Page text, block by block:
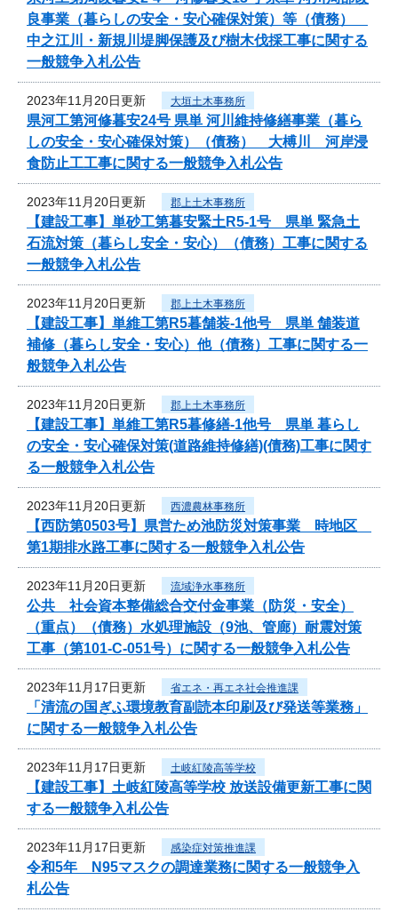
良事業（暮らしの安全・安心確保対策）等（債務）
中之江川・新規川堤脚保護及び樹木伐採工事に関する
一般競争入札公告
2023年11月20日更新 大垣土木事務所
県河工第河修暮安24号 県単 河川維持修繕事業（暮ら
しの安全・安心確保対策）（債務） 大榑川 河岸浸
食防止工工事に関する一般競争入札公告
2023年11月20日更新 郡上土木事務所
【建設工事】単砂工第暮安緊土R5-1号 県単 緊急土
石流対策（暮らし安全・安心）（債務）工事に関する
一般競争入札公告
2023年11月20日更新 郡上土木事務所
【建設工事】単維工第R5暮舗装-1他号 県単 舗装道
補修（暮らし安全・安心）他（債務）工事に関する一
般競争入札公告
2023年11月20日更新 郡上土木事務所
【建設工事】単維工第R5暮修繕-1他号 県単 暮らし
の安全・安心確保対策(道路維持修繕)(債務)工事に関す
る一般競争入札公告
2023年11月20日更新 西濃農林事務所
【西防第0503号】県営ため池防災対策事業 時地区
第1期排水路工事に関する一般競争入札公告
2023年11月20日更新 流域浄水事務所
公共 社会資本整備総合交付金事業（防災・安全）
（重点）（債務）水処理施設（9池、管廊）耐震対策
工事（第101-C-051号）に関する一般競争入札公告
2023年11月17日更新 省エネ・再エネ社会推進課
「清流の国ぎふ環境教育副読本印刷及び発送等業務」
に関する一般競争入札公告
2023年11月17日更新 土岐紅陵高等学校
【建設工事】土岐紅陵高等学校 放送設備更新工事に関
する一般競争入札公告
2023年11月17日更新 感染症対策推進課
令和5年 N95マスクの調達業務に関する一般競争入
札公告